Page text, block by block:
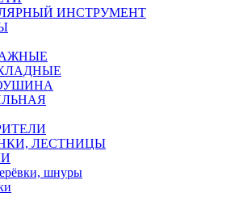
ИНСТРУМЕНТ
ЛЕСТНИЦЫ
шнуры